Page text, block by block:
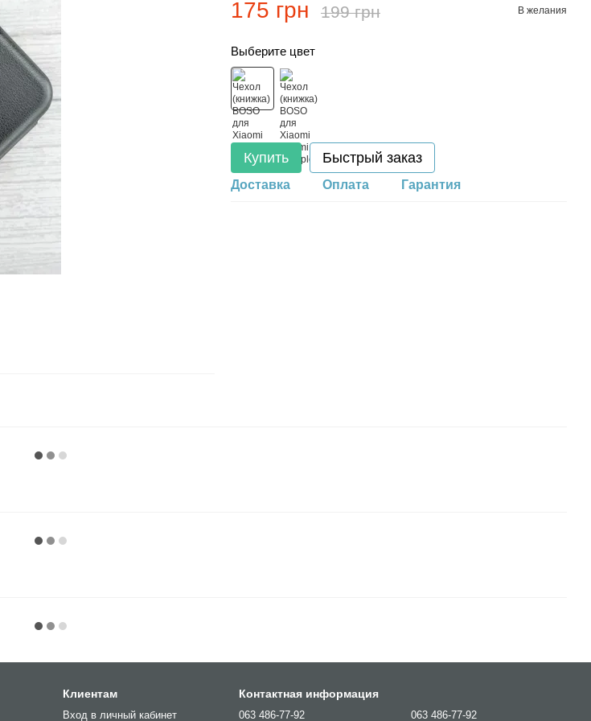
175 грн 199 грн В желания
Выберите цвет
Купить Быстрый заказ
Доставка Оплата Гарантия
Клиентам
Вход в личный кабинет
Контактная информация
063 486-77-92 063 486-77-92